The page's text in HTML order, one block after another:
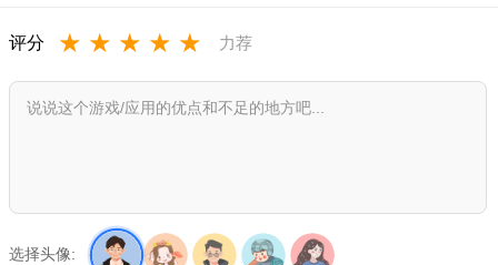
2、支持多人在线对战，玩家可以和朋友一起组队，竞争射击
成绩。
1、无任何广告打扰，不会让玩家在游戏中产生不必要的困
评分 ★ ★ ★ ★ ★ 力荐
选择头像: